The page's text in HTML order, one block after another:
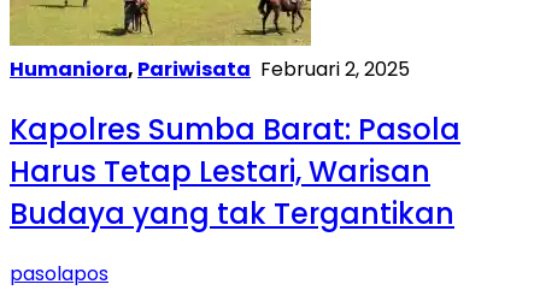
Humaniora, Pariwisata Februari 2, 2025
Kapolres Sumba Barat: Pasola
Harus Tetap Lestari, Warisan
Budaya yang tak Tergantikan
pasolapos